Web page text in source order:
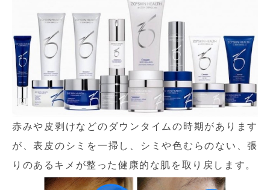
赤みや皮剥けなどのダウンタイムの時期があります
が、表皮のシミを一掃し、シミや色むらのない、張
りのあるキメが整った健康的な肌を取り戻します。